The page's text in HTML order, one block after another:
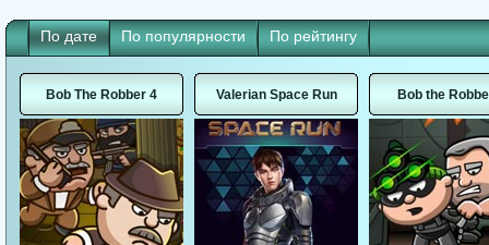
По дате По популярности По рейтингу
Bob The Robber 4 Valerian Space Run Bob the